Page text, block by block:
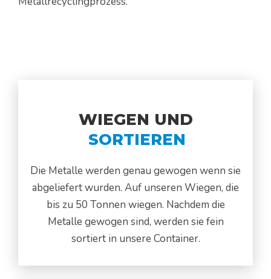
WIEGEN UND
SORTIEREN
Die Metalle werden genau gewogen wenn sie
abgeliefert wurden. Auf unseren Wiegen, die
bis zu 50 Tonnen wiegen. Nachdem die
Metalle gewogen sind, werden sie fein
sortiert in unsere Container.